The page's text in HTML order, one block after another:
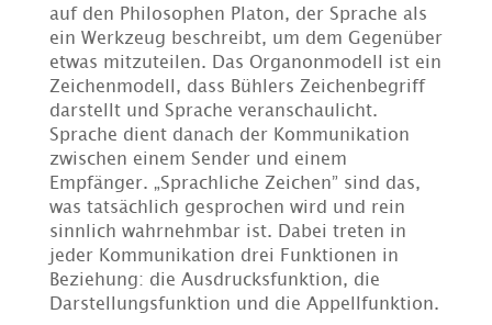
auf den Philosophen Platon, der Sprache als
ein Werkzeug beschreibt, um dem Gegenüber
etwas mitzuteilen. Das Organonmodell ist ein
Zeichenmodell, dass Bühlers Zeichenbegriff
darstellt und Sprache veranschaulicht.
Sprache dient danach der Kommunikation
zwischen einem Sender und einem
Empfänger. „Sprachliche Zeichen” sind das,
was tatsächlich gesprochen wird und rein
sinnlich wahrnehmbar ist. Dabei treten in
jeder Kommunikation drei Funktionen in
Beziehung: die Ausdrucksfunktion, die
Darstellungsfunktion und die Appellfunktion.